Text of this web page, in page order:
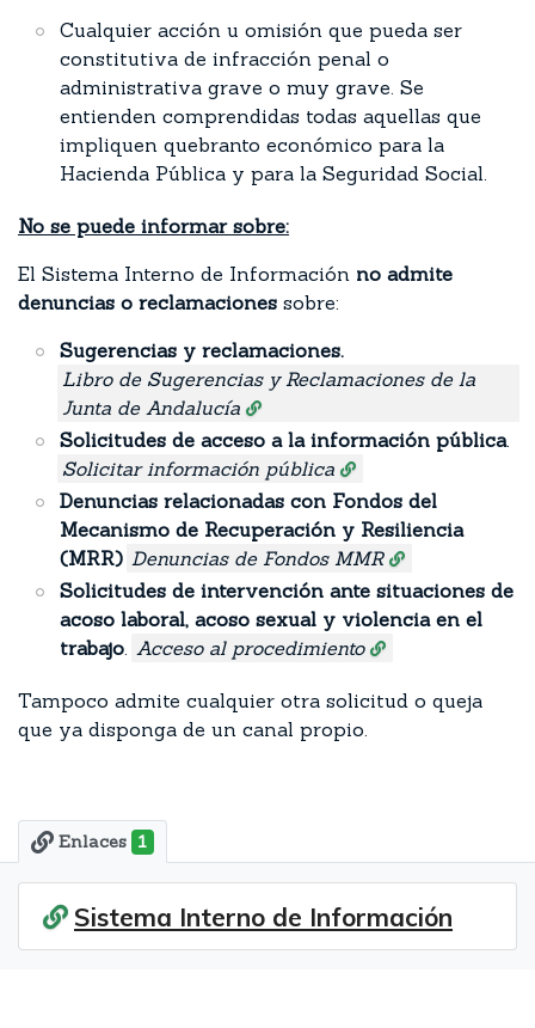
Cualquier acción u omisión que pueda ser
constitutiva de infracción penal o
administrativa grave o muy grave. Se
entienden comprendidas todas aquellas que
impliquen quebranto económico para la
Hacienda Pública y para la Seguridad Social.
No se puede informar sobre:
El Sistema Interno de Información no admite
denuncias o reclamaciones sobre:
Sugerencias y reclamaciones.
Libro de Sugerencias y Reclamaciones de la
Junta de Andalucía
Solicitudes de acceso a la información pública.
Solicitar información pública
Denuncias relacionadas con Fondos del
Mecanismo de Recuperación y Resiliencia
(MRR) Denuncias de Fondos MMR
Solicitudes de intervención ante situaciones de
acoso laboral, acoso sexual y violencia en el
trabajo. Acceso al procedimiento
Tampoco admite cualquier otra solicitud o queja
que ya disponga de un canal propio.
Enlaces 1
Sistema Interno de Información